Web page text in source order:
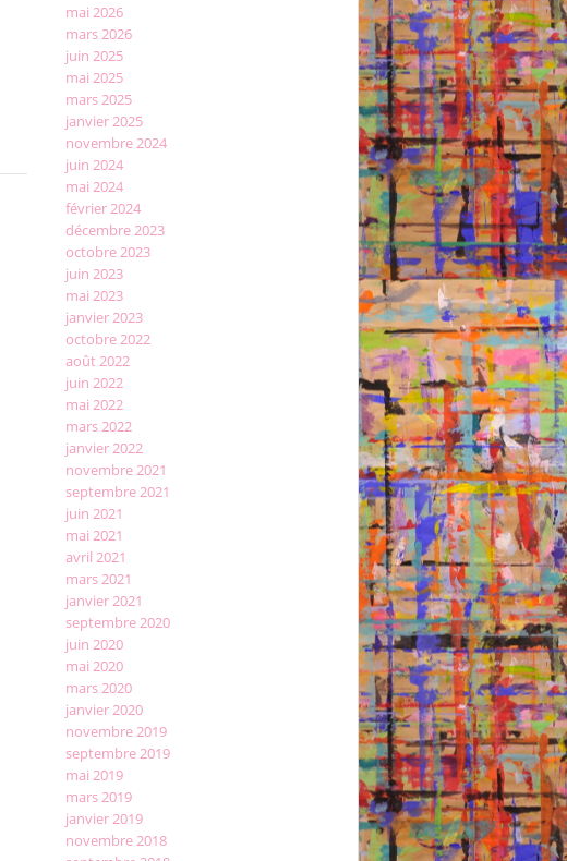
mai 2026
mars 2026
juin 2025
mai 2025
mars 2025
janvier 2025
novembre 2024
juin 2024
mai 2024
février 2024
décembre 2023
octobre 2023
juin 2023
mai 2023
janvier 2023
octobre 2022
août 2022
juin 2022
mai 2022
mars 2022
janvier 2022
novembre 2021
septembre 2021
juin 2021
mai 2021
avril 2021
mars 2021
janvier 2021
septembre 2020
juin 2020
mai 2020
mars 2020
janvier 2020
novembre 2019
septembre 2019
mai 2019
mars 2019
janvier 2019
novembre 2018